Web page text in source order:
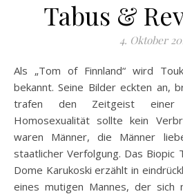
Tabus &
4. Oktober
Als „Tom of Finnland“ wird Touko Laaksonen weltweit
bekannt. Seine Bilder eckten an,
trafen den Zeitgeist einer
Homosexualität sollte kein
waren Männer, die Männer
staatlicher Verfolgung. Das Biopic
Dome Karukoski erzählt in
eines mutigen Mannes, der sich